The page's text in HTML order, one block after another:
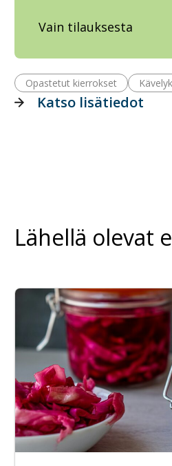
Vain tilauksesta
Opastetut kierrokset
Katso lisätiedot
Lähellä olevat